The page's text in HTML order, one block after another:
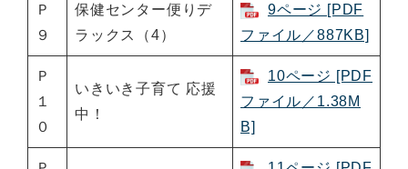
Ｐ
９
保健センター便りデ
ラックス（4）
9ページ [PDF
ファイル／887KB]
Ｐ
１
０
いきいき子育て 応援
中！
10ページ [PDF
ファイル／1.38M
B]